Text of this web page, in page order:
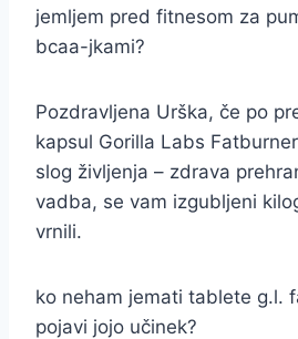
jemljem pred fitnesom za
bcaa-jkami?
Pozdravljena Urška, če po
kapsul Gorilla Labs
slog življenja – zdrava
vadba, se vam izgubljeni
vrnili.
ko neham jemati tablete g.l.
pojavi jojo učinek?